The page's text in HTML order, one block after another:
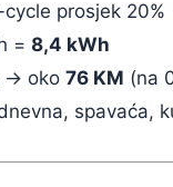
prosjek
= 8,4 kWh
→ oko 76 KM (na
spavaća,